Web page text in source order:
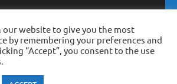
our website to give you the most
by remembering your preferences and
“Accept”, you consent to the use